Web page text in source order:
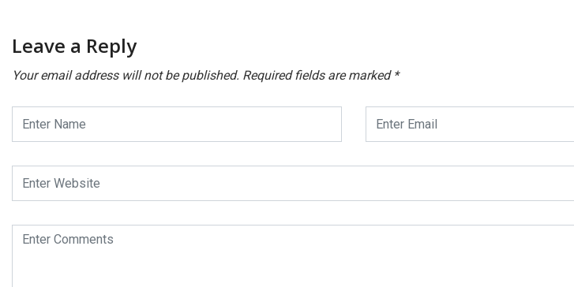
Leave a Reply
Your email address will not be published. Required fields are marked *